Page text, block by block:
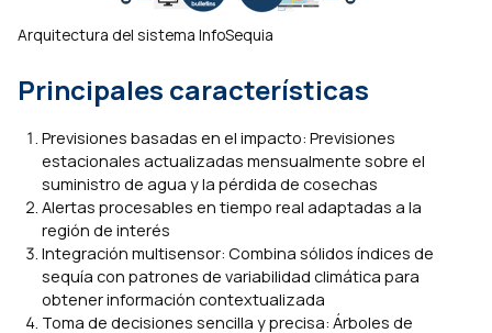
Arquitectura del sistema InfoSequia
Principales características
Previsiones basadas en el impacto: Previsiones
estacionales actualizadas mensualmente sobre el
suministro de agua y la pérdida de cosechas
Alertas procesables en tiempo real adaptadas a la
región de interés
Integración multisensor: Combina sólidos índices de
sequía con patrones de variabilidad climática para
obtener información contextualizada
Toma de decisiones sencilla y precisa: Árboles de